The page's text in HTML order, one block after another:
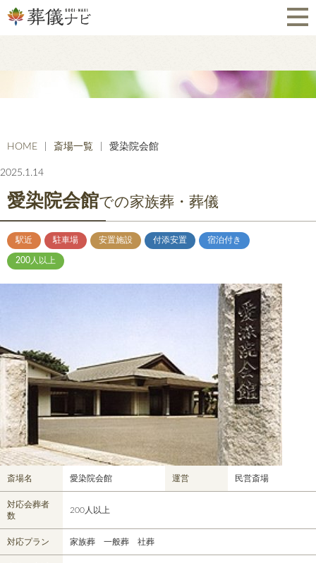
HOME 斎場一覧 愛染院会館
2025.1.14
愛染院会館での家族葬・葬儀
駅近 駐車場 安置施設 付添安置 宿泊付き
200人以上
斎場名 愛染院会館 運営 民営斎場
対応会葬者
数
200人以上
対応プラン 家族葬 一般葬 社葬